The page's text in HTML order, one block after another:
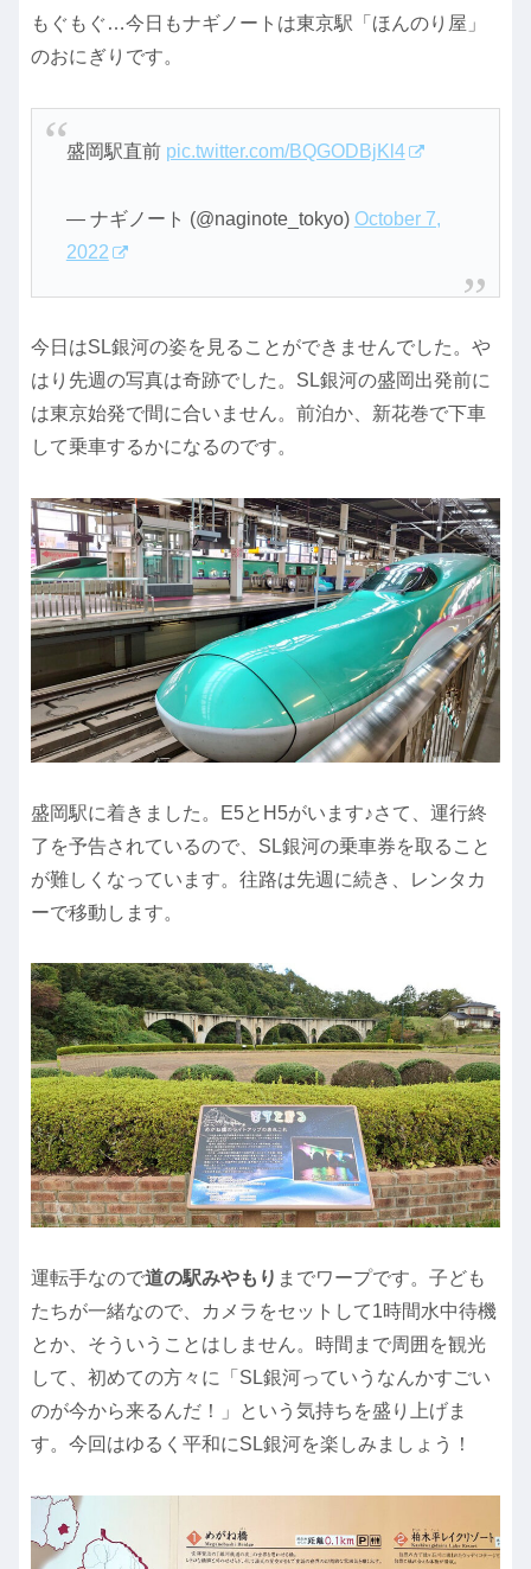
もぐもぐ…今日もナギノートは東京駅「ほんのり屋」
のおにぎりです。
盛岡駅直前 pic.twitter.com/BQGODBjKl4
— ナギノート (@naginote_tokyo) October 7,
2022
今日はSL銀河の姿を見ることができませんでした。や
はり先週の写真は奇跡でした。SL銀河の盛岡出発前に
は東京始発で間に合いません。前泊か、新花巻で下車
して乗車するかになるのです。
盛岡駅に着きました。E5とH5がいます♪さて、運行終
了を予告されているので、SL銀河の乗車券を取ること
が難しくなっています。往路は先週に続き、レンタカ
ーで移動します。
運転手なので道の駅みやもり までワープです。子ども
たちが一緒なので、カメラをセットして1時間水中待機
とか、そういうことはしません。時間まで周囲を観光
して、初めての方々に「SL銀河っていうなんかすごい
のが今から来るんだ！」という気持ちを盛り上げま
す。今回はゆるく平和にSL銀河を楽しみましょう！